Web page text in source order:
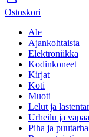
Ostoskori
Ale
Ajankohtaista
Elektroniikka
Kodinkoneet
Kirjat
Koti
Muoti
Lelut ja
Urheilu ja
Piha ja puutarha